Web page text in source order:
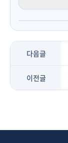
다음글
이전글